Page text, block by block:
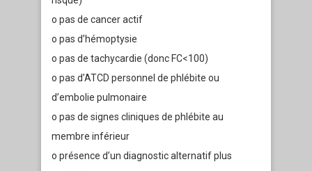
o pas de cancer actif
o pas d’hémoptysie
o pas de tachycardie (donc FC<100)
o pas d’ATCD personnel de phlébite ou
d’embolie pulmonaire
o pas de signes cliniques de phlébite au
membre inférieur
o présence d’un diagnostic alternatif plus